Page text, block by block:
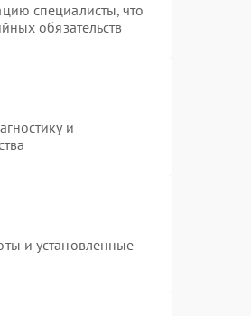
специалисты, что
обязательств
и
и установленные